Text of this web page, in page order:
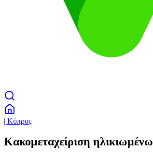
| Κύπρος
Κακομεταχείριση